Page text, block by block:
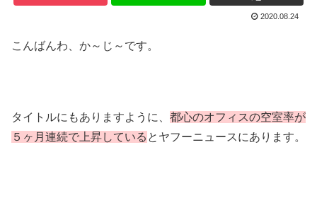
2020.08.24
こんばんわ、か～じ～です。
タイトルにもありますように、 都心のオフィスの空室率が
５ヶ月連続で上昇している とヤフーニュースにあります。